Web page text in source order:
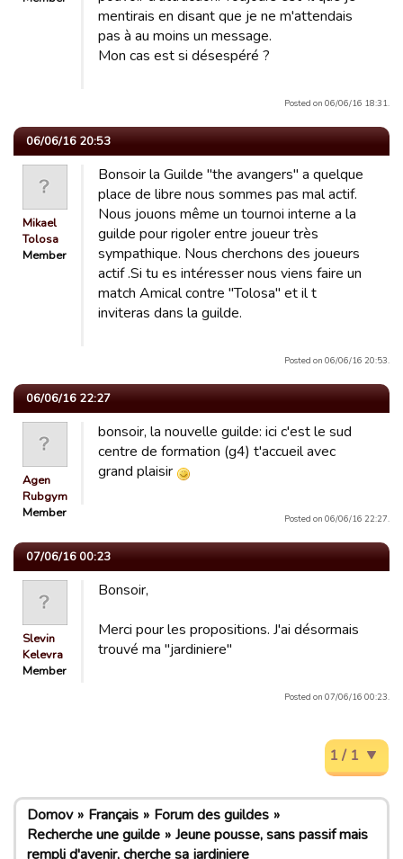
mentirais en disant que je ne m'attendais
pas à au moins un message.
Mon cas est si désespéré ?
Posted on 06/06/16 18:31.
06/06/16 20:53
Mikael
Tolosa
Member
Bonsoir la Guilde "the avangers" a quelque
place de libre nous sommes pas mal actif.
Nous jouons même un tournoi interne a la
guilde pour rigoler entre joueur très
sympathique. Nous cherchons des joueurs
actif .Si tu es intéresser nous viens faire un
match Amical contre "Tolosa" et il t
inviteras dans la guilde.
Posted on 06/06/16 20:53.
06/06/16 22:27
Agen
Rubgym
Member
bonsoir, la nouvelle guilde: ici c'est le sud
centre de formation (g4) t'accueil avec
grand plaisir
Posted on 06/06/16 22:27.
07/06/16 00:23
Slevin
Kelevra
Member
Bonsoir,
Merci pour les propositions. J'ai désormais
trouvé ma "jardiniere"
Posted on 07/06/16 00:23.
1 / 1
Domov Français
Forum des guildes
Recherche une guilde
Jeune pousse, sans passif mais
rempli d'avenir, cherche sa jardiniere